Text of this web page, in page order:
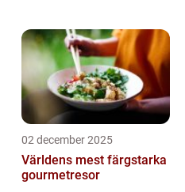
02 december 2025
Världens mest färgstarka
gourmetresor